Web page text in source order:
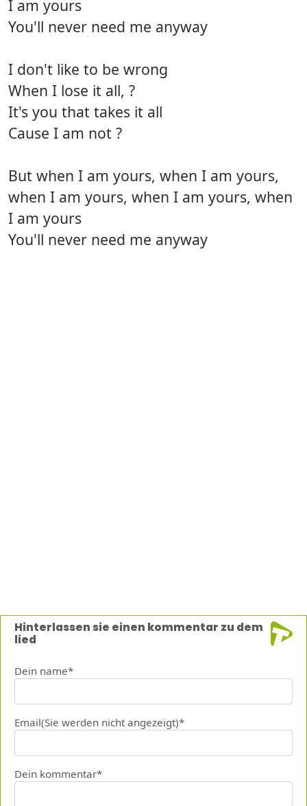
I am yours
You'll never need me anyway
I don't like to be wrong
When I lose it all, ?
It's you that takes it all
Cause I am not ?
But when I am yours, when I am yours,
when I am yours, when I am yours, when
I am yours
You'll never need me anyway
Hinterlassen sie einen kommentar zu dem
lied
Dein name*
Email(Sie werden nicht angezeigt)*
Dein kommentar*